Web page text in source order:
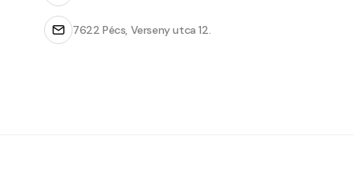
7622 Pécs, Verseny utca 12.